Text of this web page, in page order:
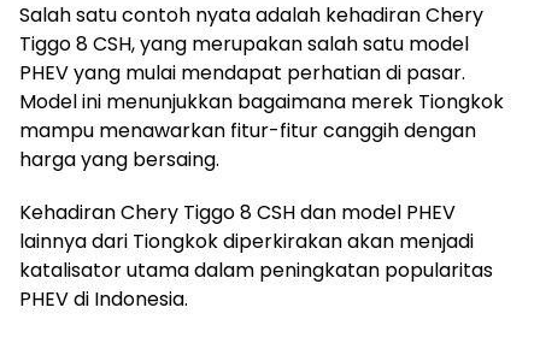
Salah satu contoh nyata adalah kehadiran Chery
Tiggo 8 CSH, yang merupakan salah satu model
PHEV yang mulai mendapat perhatian di pasar.
Model ini menunjukkan bagaimana merek Tiongkok
mampu menawarkan fitur-fitur canggih dengan
harga yang bersaing.
Kehadiran Chery Tiggo 8 CSH dan model PHEV
lainnya dari Tiongkok diperkirakan akan menjadi
katalisator utama dalam peningkatan popularitas
PHEV di Indonesia.